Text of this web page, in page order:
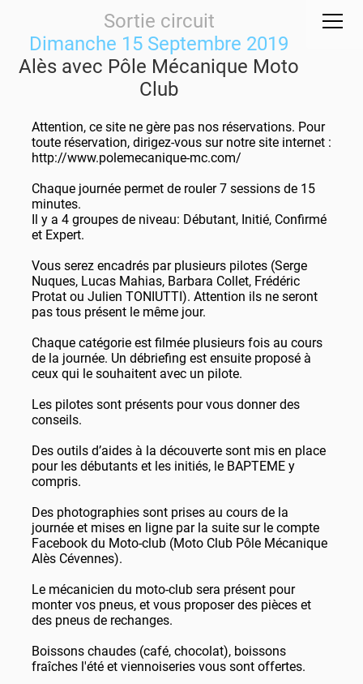
Sortie circuit
Dimanche 15 Septembre 2019
Alès avec Pôle Mécanique Moto
Club
Attention, ce site ne gère pas nos réservations. Pour
toute réservation, dirigez-vous sur notre site internet :
http://www.polemecanique-mc.com/
Chaque journée permet de rouler 7 sessions de 15
minutes.
Il y a 4 groupes de niveau: Débutant, Initié, Confirmé
et Expert.
Vous serez encadrés par plusieurs pilotes (Serge
Nuques, Lucas Mahias, Barbara Collet, Frédéric
Protat ou Julien TONIUTTI). Attention ils ne seront
pas tous présent le même jour.
Chaque catégorie est filmée plusieurs fois au cours
de la journée. Un débriefing est ensuite proposé à
ceux qui le souhaitent avec un pilote.
Les pilotes sont présents pour vous donner des
conseils.
Des outils d’aides à la découverte sont mis en place
pour les débutants et les initiés, le BAPTEME y
compris.
Des photographies sont prises au cours de la
journée et mises en ligne par la suite sur le compte
Facebook du Moto-club (Moto Club Pôle Mécanique
Alès Cévennes).
Le mécanicien du moto-club sera présent pour
monter vos pneus, et vous proposer des pièces et
des pneus de rechanges.
Boissons chaudes (café, chocolat), boissons
fraîches l'été et viennoiseries vous sont offertes.